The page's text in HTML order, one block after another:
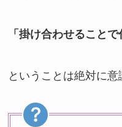
「掛け合わせること
ということは絶対に意